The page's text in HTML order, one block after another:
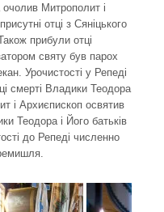
Митрополит і
отці з Сяніцького
прибули отці
святу був парох
Урочистості у Репеді
смерті Владики Теодора
і Архиєпископ освятив
Теодора і Його батьків
до Репеді численно